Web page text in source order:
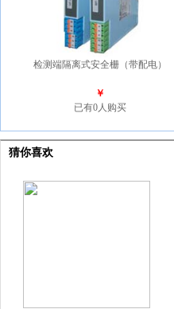
检测端隔离式安全栅（带配电）
￥
已有0人购买
猜你喜欢